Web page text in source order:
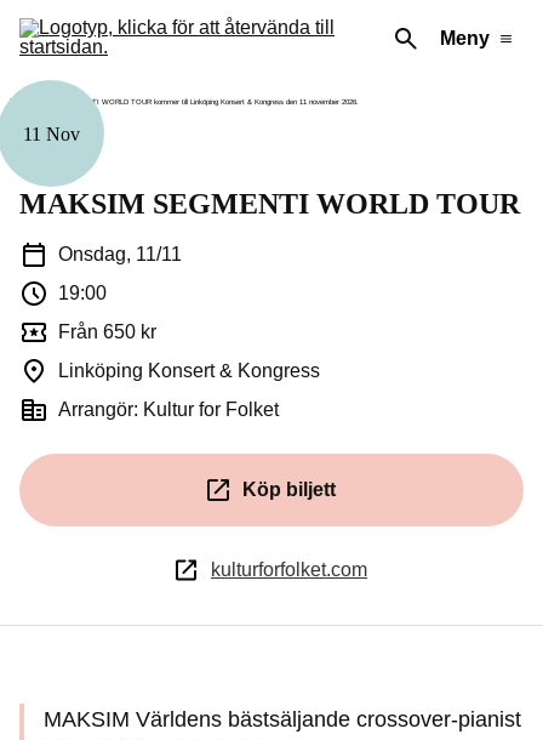
Meny
11 Nov
MAKSIM SEGMENTI WORLD TOUR
Onsdag, 11/11
19:00
Från 650 kr
Linköping Konsert & Kongress
Arrangör: Kultur for Folket
Köp biljett
(Öppnas i ett nytt fönster)
kulturforfolket.com
MAKSIM Världens bästsäljande crossover-pianist